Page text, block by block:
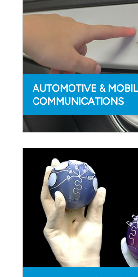
AUTOMOTIVE &
COMMUNICATIONS